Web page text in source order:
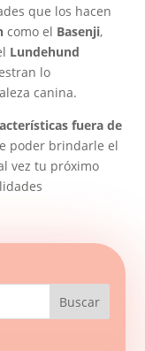
que los hacen
como el Basenji,
Lundehund
lo
canina.
fuera de
poder brindarle el
vez tu próximo